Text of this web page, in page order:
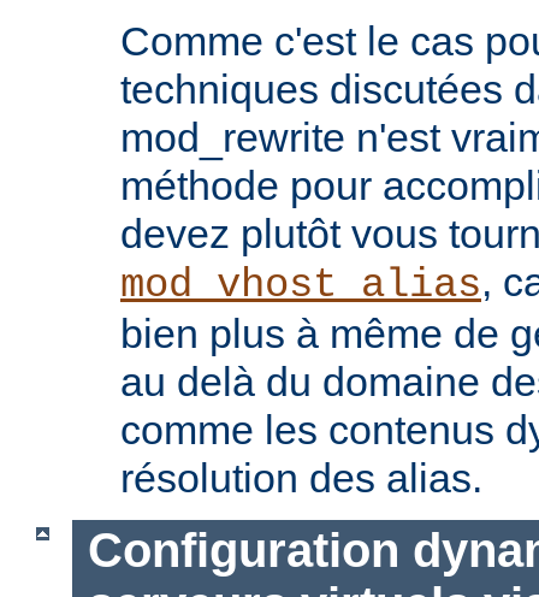
Comme c'est le cas
techniques discutées
mod_rewrite n'est
méthode pour
devez plutôt vous
mod_vhost_alias,
bien plus à même de
au delà du domaine
comme les contenus
résolution des alias.
Configuration